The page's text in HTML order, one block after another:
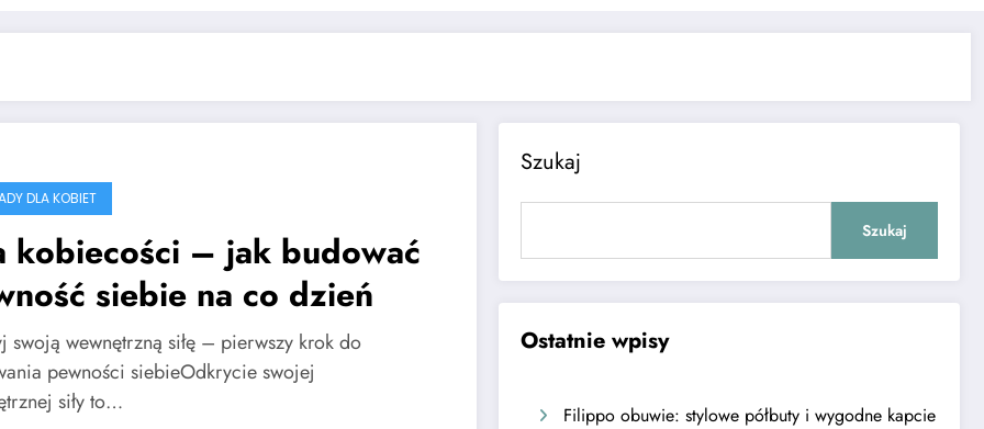
DLA KOBIET
kobiecości – jak budować
siebie na co dzień
swoją wewnętrzną siłę – pierwszy krok do
pewności siebieOdkrycie swojej
siły to…
Szukaj
Szukaj
Ostatnie wpisy
Filippo obuwie: stylowe półbuty i wygodne kapcie